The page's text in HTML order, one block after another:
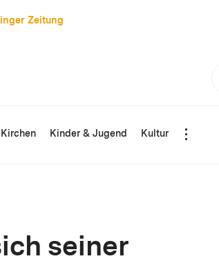
Zeitung
Kirchen Kinder & Jugend Kultur
seiner